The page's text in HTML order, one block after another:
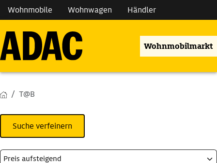
Wohnmobile Wohnwagen Händler
Wohnmobilmarkt
T@B
Suche verfeinern